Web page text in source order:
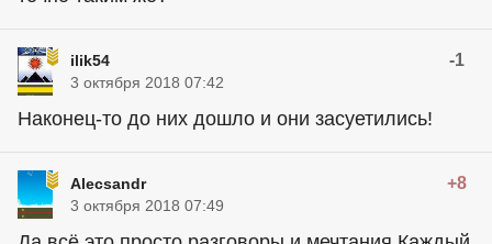
ilik54 -1
3 октября 2018 07:42
Наконец-то до них дошло и они засуетились!
Alecsandr +8
3 октября 2018 07:49